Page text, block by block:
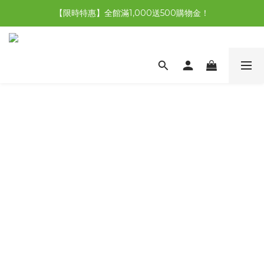
【限時特惠】全館滿1,000送500購物金！
【限時特惠】全館滿1,000送500購物金！
【首購免運再送500購物金】馬上加入會員